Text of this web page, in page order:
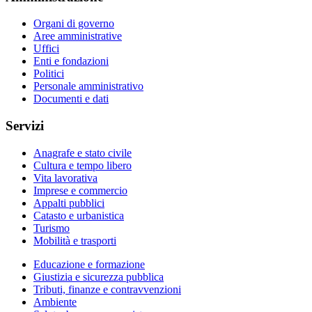
Organi di governo
Aree amministrative
Uffici
Enti e fondazioni
Politici
Personale amministrativo
Documenti e dati
Servizi
Anagrafe e stato civile
Cultura e tempo libero
Vita lavorativa
Imprese e commercio
Appalti pubblici
Catasto e urbanistica
Turismo
Mobilità e trasporti
Educazione e formazione
Giustizia e sicurezza pubblica
Tributi, finanze e contravvenzioni
Ambiente